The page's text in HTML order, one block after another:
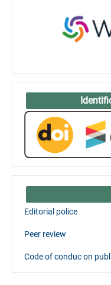
Editorial police
Peer review
Code of conduc on